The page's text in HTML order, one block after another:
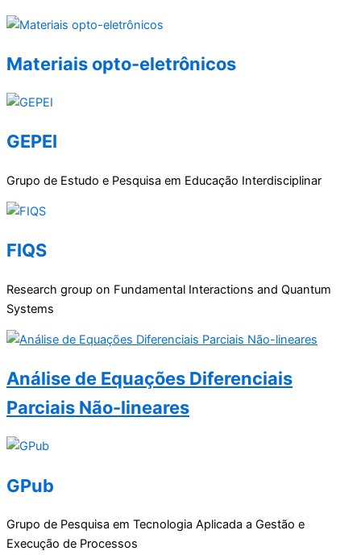
Materiais opto-eletrônicos
GEPEI
Grupo de Estudo e Pesquisa em Educação Interdisciplinar
FIQS
Research group on Fundamental Interactions and Quantum
Systems
Análise de Equações Diferenciais
Parciais Não-lineares
GPub
Grupo de Pesquisa em Tecnologia Aplicada a Gestão e
Execução de Processos